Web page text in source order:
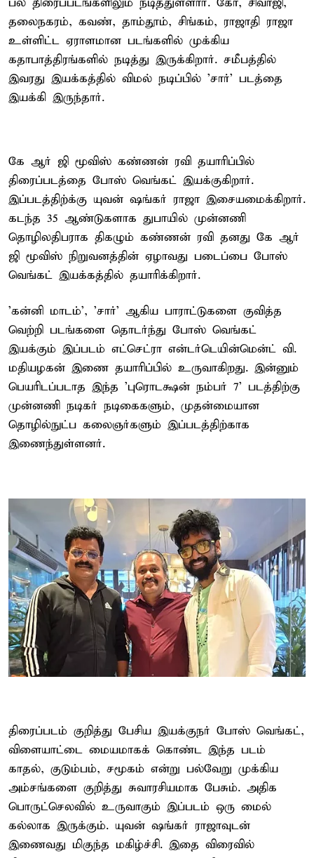
தலைநகரம், கவண், தாம்தூம், சிங்கம், ராஜாதி ராஜா
உள்ளிட்ட ஏராளமான படங்களில் முக்கிய
கதாபாத்திரங்களில் நடித்து இருக்கிறார். சமீபத்தில்
இவரது இயக்கத்தில் விமல் நடிப்பில் 'சார்' படத்தை
இயக்கி இருந்தார்.
கே ஆர் ஜி மூவிஸ் கண்ணன் ரவி தயாரிப்பில்
திரைப்படத்தை போஸ் வெங்கட் இயக்குகிறார்.
இப்படத்திற்க்கு யுவன் ஷங்கர் ராஜா இசையமைக்கிறார்.
கடந்த 35 ஆண்டுகளாக துபாயில் முன்னணி
தொழிலதிபராக திகழும் கண்ணன் ரவி தனது கே ஆர்
ஜி மூவிஸ் நிறுவனத்தின் ஏழாவது படைப்பை போஸ்
வெங்கட் இயக்கத்தில் தயாரிக்கிறார்.
'கன்னி மாடம்', 'சார்' ஆகிய பாராட்டுகளை குவித்த
வெற்றி படங்களை தொடர்ந்து போஸ் வெங்கட்
இயக்கும் இப்படம் எட்செட்ரா என்டர்டெயின்மென்ட் வி.
மதியழகன் இணை தயாரிப்பில் உருவாகிறது. இன்னும்
பெயரிடப்படாத இந்த 'புரொடக்ஷன் நம்பர் 7' படத்திற்கு
முன்னணி நடிகர் நடிகைகளும், முதன்மையான
தொழில்நுட்ப கலைஞர்களும் இப்படத்திற்காக
இணைந்துள்ளனர்.
திரைப்படம் குறித்து பேசிய இயக்குநர் போஸ் வெங்கட்,
விளையாட்டை மையமாகக் கொண்ட இந்த படம்
காதல், குடும்பம், சமூகம் என்று பல்வேறு முக்கிய
அம்சங்களை குறித்து சுவாரசியமாக பேசும். அதிக
பொருட்செலவில் உருவாகும் இப்படம் ஒரு மைல்
கல்லாக இருக்கும். யுவன் ஷங்கர் ராஜாவுடன்
இணைவது மிகுந்த மகிழ்ச்சி. இதை விரைவில்